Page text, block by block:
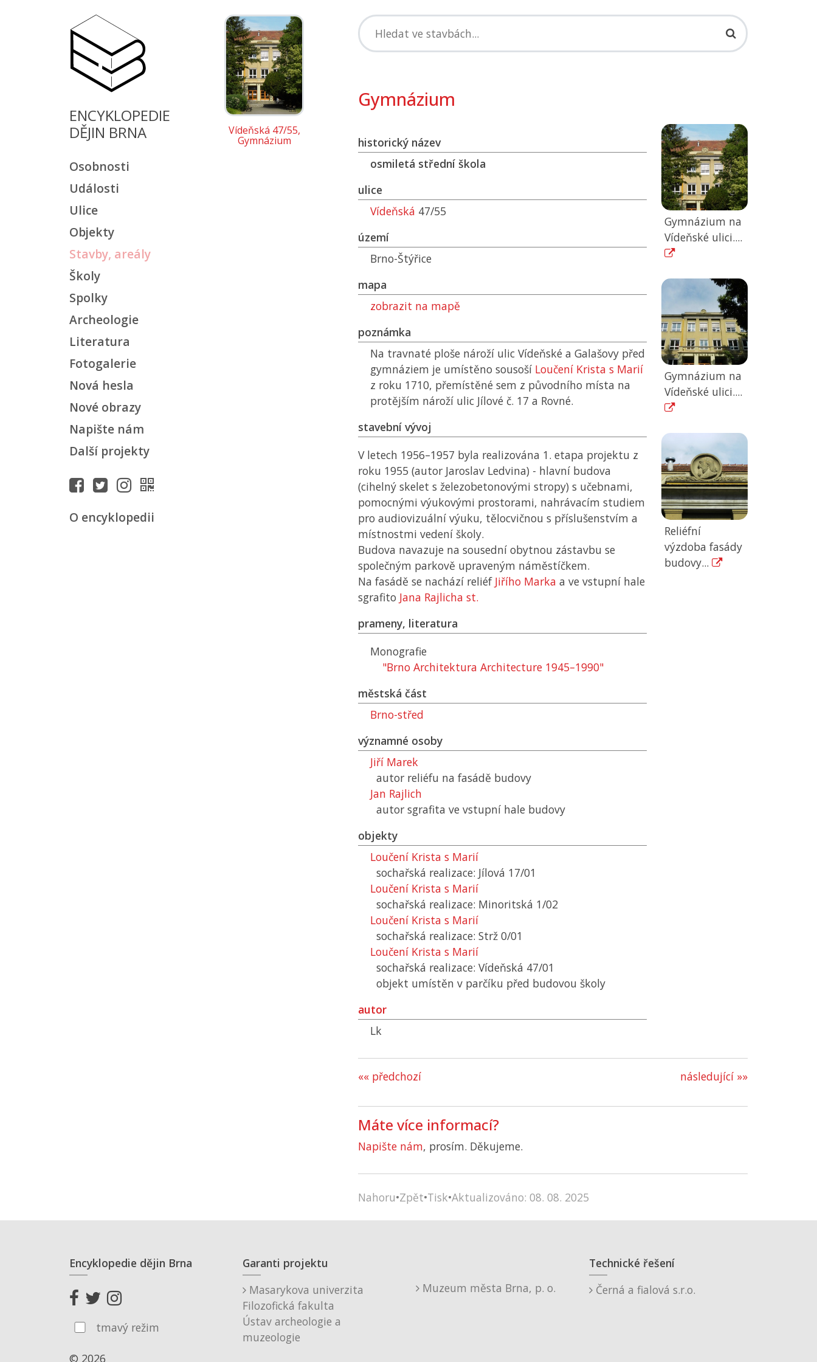
ENCYKLOPEDIE
DĚJIN BRNA
Osobnosti
Události
Ulice
Objekty
Stavby, areály
Školy
Spolky
Archeologie
Literatura
Fotogalerie
Nová hesla
Nové obrazy
Napište nám
Další projekty
O encyklopedii
Vídeňská 47/55,
Gymnázium
Gymnázium
historický název
osmiletá střední škola
ulice
Vídeňská 47/55
území
Brno-Štýřice
mapa
zobrazit na mapě
poznámka
Na travnaté ploše nároží ulic Vídeňské a Galašovy před
gymnáziem je umístěno sousoší Loučení Krista s Marií
z roku 1710, přemístěné sem z původního místa na
protějším nároží ulic Jílové č. 17 a Rovné.
stavební vývoj
V letech 1956–1957 byla realizována 1. etapa projektu z
roku 1955 (autor Jaroslav Ledvina) - hlavní budova
(cihelný skelet s železobetonovými stropy) s učebnami,
pomocnými výukovými prostorami, nahrávacím studiem
pro audiovizuální výuku, tělocvičnou s příslušenstvím a
místnostmi vedení školy.
Budova navazuje na sousední obytnou zástavbu se
společným parkově upraveným náměstíčkem.
Na fasádě se nachází reliéf Jiřího Marka a ve vstupní hale
sgrafito Jana Rajlicha st.
prameny, literatura
Monografie
"Brno Architektura Architecture 1945–1990"
městská část
Brno-střed
významné osoby
Jiří Marek
autor reliéfu na fasádě budovy
Jan Rajlich
autor sgrafita ve vstupní hale budovy
objekty
Loučení Krista s Marií
sochařská realizace: Jílová 17/01
Loučení Krista s Marií
sochařská realizace: Minoritská 1/02
Loučení Krista s Marií
sochařská realizace: Strž 0/01
Loučení Krista s Marií
sochařská realizace: Vídeňská 47/01
objekt umístěn v parčíku před budovou školy
autor
Lk
Gymnázium na
Vídeňské ulici....
Gymnázium na
Vídeňské ulici....
Reliéfní
výzdoba fasády
budovy...
«« předchozí následující »»
Máte více informací?
Napište nám, prosím. Děkujeme.
Nahoru•Zpět•Tisk•Aktualizováno: 08. 08. 2025
Encyklopedie dějin Brna
tmavý režim
© 2026
Garanti projektu
Masarykova univerzita
Filozofická fakulta
Ústav archeologie a
muzeologie
Muzeum města Brna, p. o.
Technické řešení
Černá a fialová s.r.o.